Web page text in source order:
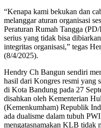
“Kenapa kami bekukan dan
melanggar aturan organisasi
Peraturan Rumah Tangga
serius yang tidak bisa
integritas organisasi,” tegas
(8/4/2025).
Hendry Ch Bangun sendiri
hasil dari Kongres resmi yang
di Kota Bandung pada 27
disahkan oleh Kementerian
(Kemenkumham) Republik
ada dualisme dalam tubuh
mengatasnamakan KLB tidak